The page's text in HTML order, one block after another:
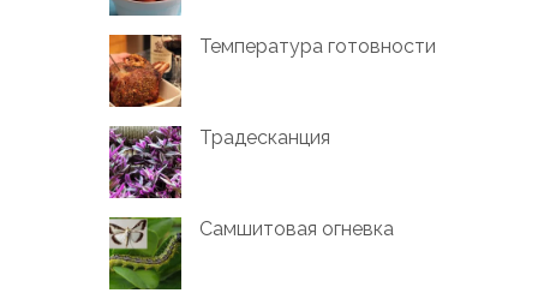
Температура готовности
Традесканция
Самшитовая огневка